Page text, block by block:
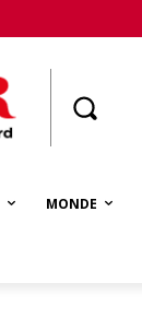
MONDE